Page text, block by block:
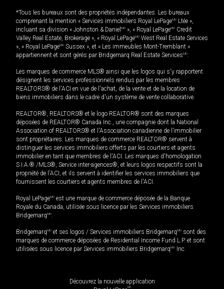
*Tous les bureaux sont des propriétés indépendantes. Les bureaux
comprenant la mention « Services immobiliers Royal LePageMD Ltée »,
incluant sa division « Johnston & Daniel MD », « Royal LePageMD Credit
Valley Real Estate, Brokerage », « Royal LePageMD West Real Estate Services
», « Royal LePageMD Sussex », et « Les immeubles Mont-Tremblant »
appartiennent et sont gérés par Bridgemarq Real Estate ServicesMD
Les marques de commerce MLS® ainsi que les logos qui s'y rapportent
désignent les services professionnels rendus par les membres
REALTORS® de l'ACI en vue de l'achat, de la vente et de la location de
biens immobiliers dans le cadre d'un système de vente collaborative.
REALTOR®, REALTORS® et le logo REALTOR® sont des marques
déposées de REALTOR® Canada Inc., une compagnie dont la National
Association of REALTORS® et l'Association canadienne de l’immobilier
sont propriétaires. Les marques de commerce REALTOR® servent à
distinguer les services immobiliers offerts par les courtiers et agents
immobilier en tant que membres de l'ACI. Les marques d'homologation
S.I.A.® /MLS®, Service inter-agences®, et leurs logos respectifs sont la
propriété de l'ACI, et ils servent à identifier les services immobiliers que
fournissent les courtiers et agents membres de l'ACI.
Royal LePageMD est une marque de commerce déposée de la Banque
Royale du Canada, utilisée sous licence par les Services immobiliers
BridgemarqMD
BridgemarqMD et ses logos / Services immobiliers BridgemarqMD sont des
marques de commerce déposées de Residential Income Fund L.P. et sont
utilisées sous licence par Services immobiliers BridgemarqMD Inc.
Découvrez la nouvelle application
MD